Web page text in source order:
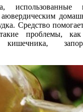
использованные
Средство
проблемы, как
кишечника,